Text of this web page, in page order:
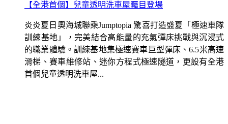
【全港首個】兒童透明洗車屋矚目登場
炎炎夏日奧海城聯乘Jumptopia 驚喜打造盛夏「極速車隊
訓練基地」，完美結合高能量的充氣彈床挑戰與沉浸式
的職業體驗。訓練基地集極速賽車巨型彈床、6.5米高速
滑梯、賽車維修站、迷你方程式極速隧道，更設有全港
首個兒童透明洗車屋...